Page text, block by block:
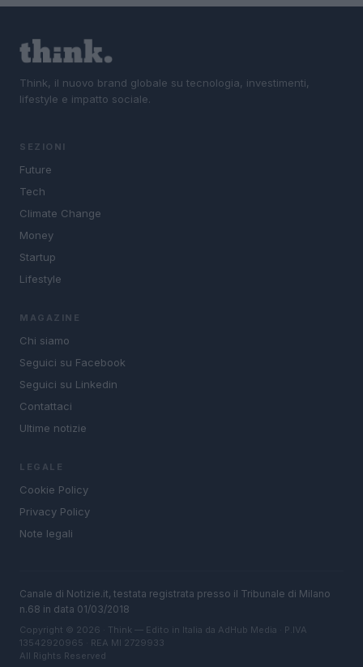
Think, il nuovo brand globale su tecnologia, investimenti,
lifestyle e impatto sociale.
SEZIONI
Future
Tech
Climate Change
Money
Startup
Lifestyle
MAGAZINE
Chi siamo
Seguici su Facebook
Seguici su Linkedin
Contattaci
Ultime notizie
LEGALE
Cookie Policy
Privacy Policy
Note legali
Canale di Notizie.it, testata registrata presso il Tribunale di Milano
n.68 in data 01/03/2018
Copyright © 2026 · Think — Edito in Italia da AdHub Media · P.IVA
13542920965 · REA MI 2729933
All Rights Reserved